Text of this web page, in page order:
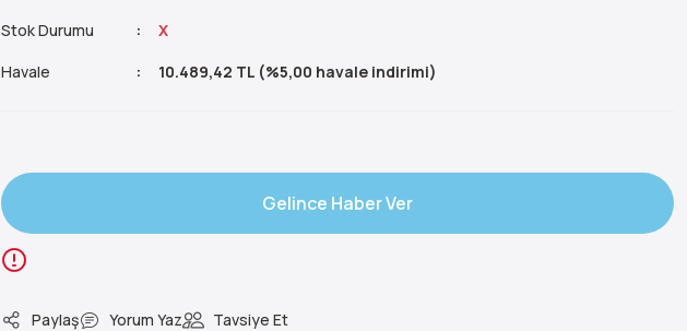
Stok Durumu
X
Havale
10.489,42 TL (%5,00 havale indirimi)
Gelince Haber Ver
Paylaş Yorum Yaz Tavsiye Et